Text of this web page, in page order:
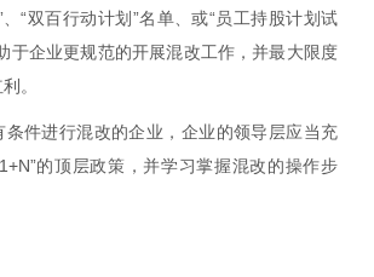
“双百行动计划”名单、或“员工持股计划试
于企业更规范的开展混改工作，并最大限度
。
条件进行混改的企业，企业的领导层应当充
1+N”的顶层政策，并学习掌握混改的操作步